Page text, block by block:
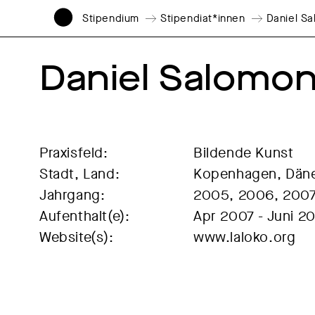
Stipendium Stipendiat*innen Daniel
Daniel Salomon
Praxisfeld:
Bildende Kunst
Stadt, Land:
Kopenhagen,
Jahrgang:
2005, 2006,
Aufenthalt(e):
Apr 2007 - Juni
Website(s):
www.laloko.org